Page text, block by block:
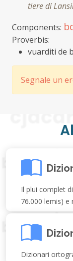
tiere di
Components:
Proverbis:
vuarditi de
Segnale un
Il plui complet
76.000 lemis) e
Dizionari